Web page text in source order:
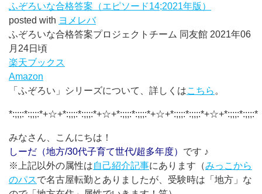
ふぞろいな合格答案（エピソード14;2021年版）
posted with ヨメレバ
ふぞろいな合格答案プロジェクトチーム 同友館 2021年06
月24日頃
楽天ブックス
Amazon
「ふぞろい」シリーズについて、詳しくはこちら 。
*:;;;:*:;;;:*+☆+*:;;;:*:;;;:*+☆+*:;;;:*:;;;:*+☆+*:;;;:*:;;;:*+☆+*:;;;:*:;;;:*
みなさん、こんにちは！
しーだ（地方/30代子育て世代/超多年度） です ♪
※上記以外の属性は自己紹介記事にあります（みっこから
のパスで名古屋転勤とありましたが、受験時は「地方」な